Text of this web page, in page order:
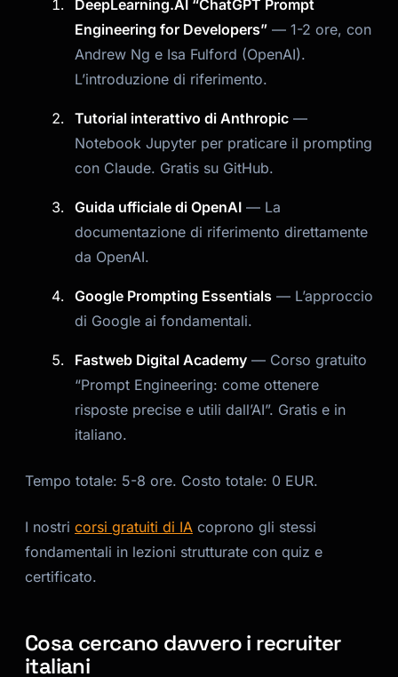
DeepLearning.AI “ChatGPT Prompt
Engineering for Developers” — 1-2 ore, con
Andrew Ng e Isa Fulford (OpenAI).
L’introduzione di riferimento.
Tutorial interattivo di Anthropic —
Notebook Jupyter per praticare il prompting
con Claude. Gratis su GitHub.
Guida ufficiale di OpenAI — La
documentazione di riferimento direttamente
da OpenAI.
Google Prompting Essentials — L’approccio
di Google ai fondamentali.
Fastweb Digital Academy — Corso gratuito
“Prompt Engineering: come ottenere
risposte precise e utili dall’AI”. Gratis e in
italiano.
Tempo totale: 5-8 ore. Costo totale: 0 EUR.
I nostri corsi gratuiti di IA coprono gli stessi
fondamentali in lezioni strutturate con quiz e
certificato.
Cosa cercano davvero i recruiter
italiani